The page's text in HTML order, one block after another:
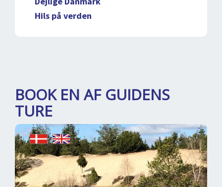
Hils på verden
BOOK EN AF GUIDENS
TURE